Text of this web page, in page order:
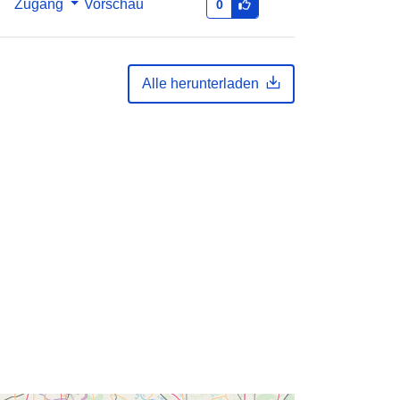
Zugang Vorschau 0
Alle herunterladen
[ 2.54, 51.51 ] ]